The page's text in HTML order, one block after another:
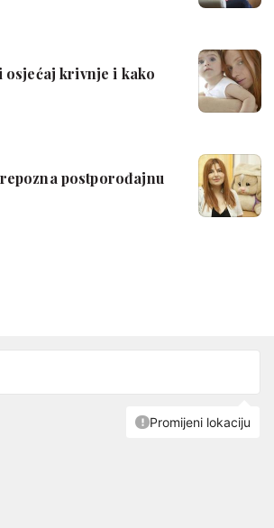
krivnje i kako
postporođajnu